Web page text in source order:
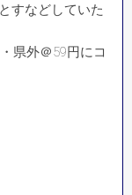
すなどしていた
県外＠59円にコ